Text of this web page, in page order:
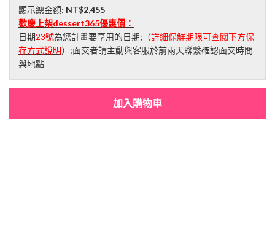
顯示總金額: NT$2,455
歡慶上架dessert365優惠價：
日期23號為您計畫要享用的日期;（詳細保鮮期限可查閱下方保
存方式說明）;面交者請主動與客服於前兩天聯繫確認面交時間
與地點
加入購物車